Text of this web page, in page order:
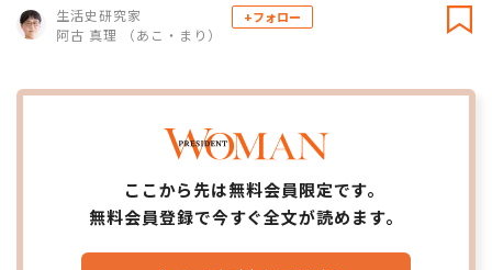
生活史研究家
阿古 真理 （あこ・まり）
+フォロー
ここから先は無料会員限定です。
無料会員登録で今すぐ全文が読めます。